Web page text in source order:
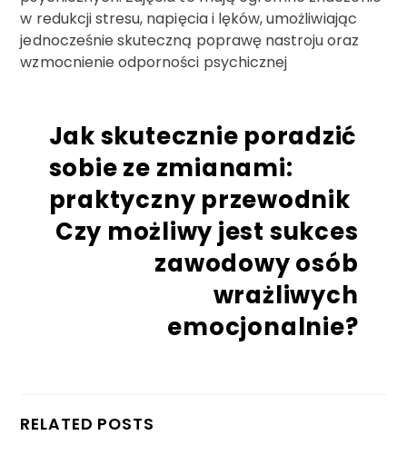
w redukcji stresu, napięcia i lęków, umożliwiając
jednocześnie skuteczną poprawę nastroju oraz
wzmocnienie odporności psychicznej
Jak skutecznie poradzić
sobie ze zmianami:
praktyczny przewodnik
Czy możliwy jest sukces
zawodowy osób
wrażliwych
emocjonalnie?
RELATED POSTS